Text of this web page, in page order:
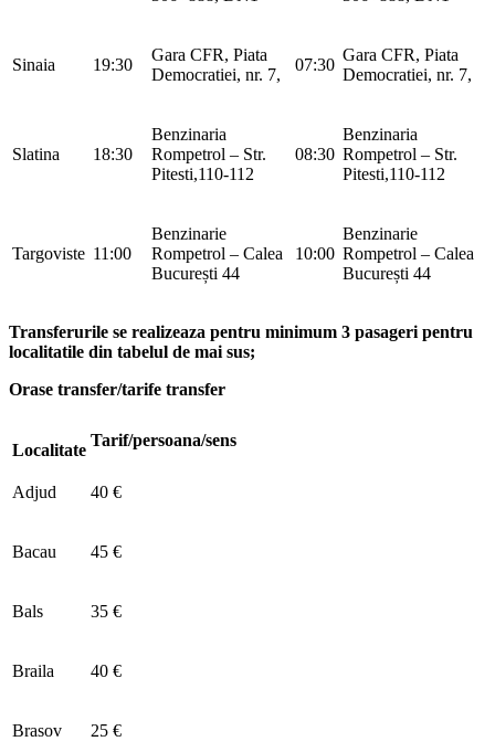
Sinaia 19:30
Gara CFR, Piata
Democratiei, nr. 7,
07:30
Gara CFR, Piata
Democratiei, nr. 7,
Slatina 18:30
Benzinaria
Rompetrol – Str.
Pitesti,110-112
08:30
Benzinaria
Rompetrol – Str.
Pitesti,110-112
Targoviste 11:00
Benzinarie
Rompetrol – Calea
București 44
10:00
Benzinarie
Rompetrol – Calea
București 44
Transferurile se realizeaza pentru minimum 3 pasageri pentru
localitatile din tabelul de mai sus;
Orase transfer/tarife transfer
Localitate
Tarif/persoana/sens
Adjud 40 €
Bacau 45 €
Bals 35 €
Braila 40 €
Brasov 25 €